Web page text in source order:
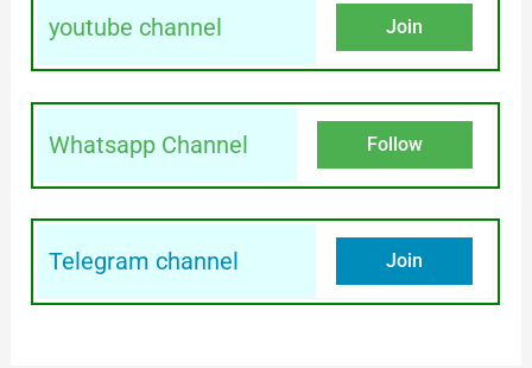
youtube channel Join
Whatsapp Channel Follow
Telegram channel Join